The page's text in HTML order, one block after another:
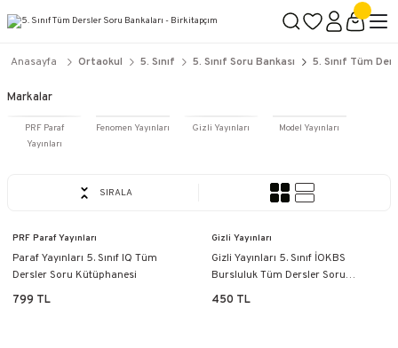
İçerik #2
İçerik #4
Anasayfa Ortaokul 5. Sınıf 5. Sınıf Soru Bankası 5. Sınıf Tüm
Markalar
PRF Paraf
Yayınları
Fenomen Yayınları Gizli Yayınları Model Yayınları
SIRALA
PRF Paraf Yayınları
Paraf Yayınları 5. Sınıf IQ Tüm
Dersler Soru Kütüphanesi
799 TL
Gizli Yayınları
Gizli Yayınları 5. Sınıf İOKBS
Bursluluk Tüm Dersler Soru
Bankası
450 TL